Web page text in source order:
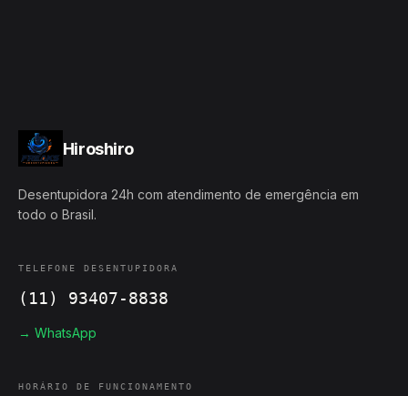
Hiroshiro
Desentupidora 24h com atendimento de emergência em
todo o Brasil.
TELEFONE DESENTUPIDORA
(11) 93407-8838
→ WhatsApp
HORÁRIO DE FUNCIONAMENTO